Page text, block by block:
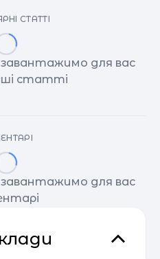
СТАТТІ
для вас
статті
для вас